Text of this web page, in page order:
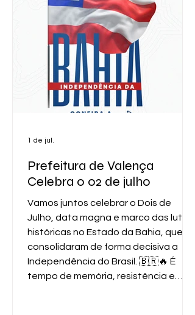
Tempos", consolidando a festa como
um dos principais eventos juninos da
região do Baixo Sul. Durante os três
dias de festa, moradores e visitantes
poderão aproveitar uma
programação diversificada,
Prefeitura de Valença
Celebra o 02 de julho
Vamos juntos celebrar o Dois de
Julho, data magna e marco das lutas
históricas no Estado da Bahia, que
consolidaram de forma decisiva a
Independência do Brasil. 🇧🇷🔥 É
tempo de memória, resistência e
1 de jul.